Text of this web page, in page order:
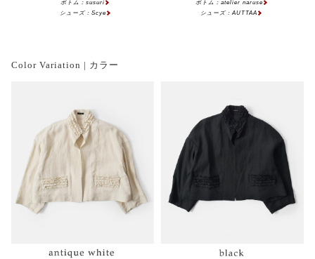
ボトム：susuri
シューズ：Scye
ボトム：atelier naruse
シューズ：AUTTAA
Color Variation | カラー